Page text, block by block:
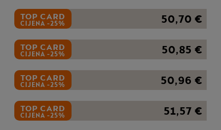
TOP CARD
CIJENA -25% 50,70 €
TOP CARD
CIJENA -25% 50,85 €
TOP CARD
CIJENA -25% 50,96 €
TOP CARD
CIJENA -25% 51,57 €